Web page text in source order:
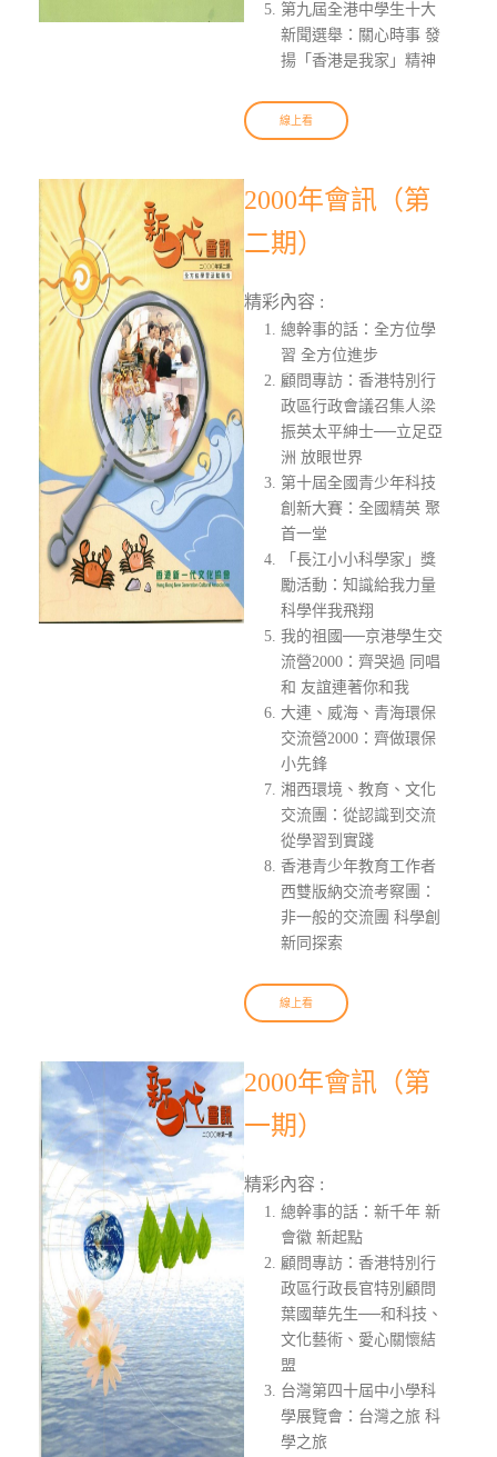
第九屆全港中學生十大
新聞選舉：關心時事 發
揚「香港是我家」精神
線上看
2000年會訊（第
二期）
精彩內容 :
總幹事的話：全方位學
習 全方位進步
顧問專訪：香港特別行
政區行政會議召集人梁
振英太平紳士──立足亞
洲 放眼世界
第十屆全國青少年科技
創新大賽：全國精英 聚
首一堂
「長江小小科學家」獎
勵活動：知識給我力量
科學伴我飛翔
我的祖國──京港學生交
流營2000：齊哭過 同唱
和 友誼連著你和我
大連、威海、青海環保
交流營2000：齊做環保
小先鋒
湘西環境、教育、文化
交流團：從認識到交流
從學習到實踐
香港青少年教育工作者
西雙版納交流考察團：
非一般的交流團 科學創
新同探索
線上看
2000年會訊（第
一期）
精彩內容 :
總幹事的話：新千年 新
會徽 新起點
顧問專訪：香港特別行
政區行政長官特別顧問
葉國華先生──和科技、
文化藝術、愛心關懷結
盟
台灣第四十屆中小學科
學展覽會：台灣之旅 科
學之旅